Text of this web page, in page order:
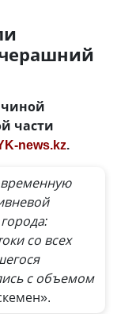
части
news.kz.
со всех
с объемом